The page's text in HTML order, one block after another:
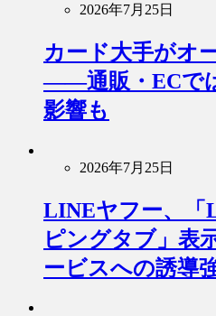
2026年7月25日
カード大手がオ
――通販・ECで
影響も
2026年7月25日
LINEヤフー、「
ピングタブ」
ービスへの誘導